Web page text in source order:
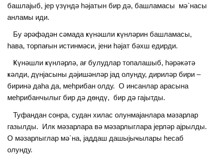
башлаjыб, jер үзүндә һәjатын бир дә, башламасы мә`насы
анламы иди.
Бу әрәфәдән сәмада ҝүнәшли ҝүнләрин башламасы,
һава, торпағын истинмәси, jени һәjат бәхш едирди.
Ҝүнәшли ҝүнләрлә, ағ булудлар топалашыб, һәрәкәтә
ҝәлди, дүнjасыны дәjишәнләр jад олунду, дириләр бири –
биринә даһа да, меһрибан олду. О инсанлар арасына
меһрибанчылыг бир дә дөндү, бир дә гаjытды.
Туфандан сонра, судан хилас олунмаjанлара мәзарлар
газылды. Илк мәзарлара вә мәзарлыглара jерләр аjрылды.
О мәзарлыглар мә`на, jаддаш дашыjыҹылары һесаб
олунду.